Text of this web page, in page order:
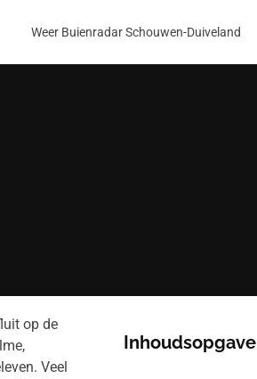
Weer Buienradar Schouwen-Duiveland
op de
Veel
Inhoudsopgave